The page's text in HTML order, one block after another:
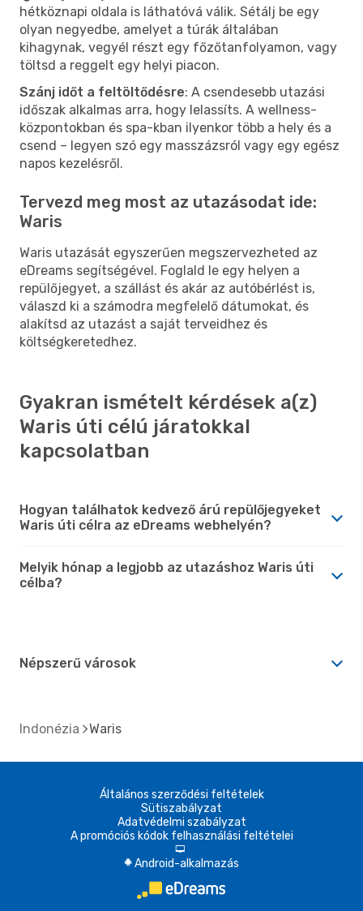
hétköznapi oldala is láthatóvá válik. Sétálj be egy
olyan negyedbe, amelyet a túrák általában
kihagynak, vegyél részt egy főzőtanfolyamon, vagy
töltsd a reggelt egy helyi piacon.
Szánj időt a feltöltődésre: A csendesebb utazási
időszak alkalmas arra, hogy lelassíts. A wellness-
központokban és spa-kban ilyenkor több a hely és a
csend – legyen szó egy masszázsról vagy egy egész
napos kezelésről.
Tervezd meg most az utazásodat ide:
Waris
Waris utazását egyszerűen megszervezheted az
eDreams segítségével. Foglald le egy helyen a
repülőjegyet, a szállást és akár az autóbérlést is,
válaszd ki a számodra megfelelő dátumokat, és
alakítsd az utazást a saját terveidhez és
költségkeretedhez.
Gyakran ismételt kérdések a(z)
Waris úti célú járatokkal
kapcsolatban
Hogyan találhatok kedvező árú repülőjegyeket
Waris úti célra az eDreams webhelyén?
Melyik hónap a legjobb az utazáshoz Waris úti
célba?
Népszerű városok
Indonézia Waris
Általános szerződési feltételek
Sütiszabályzat
Adatvédelmi szabályzat
A promóciós kódok felhasználási feltételei
d
A Android-alkalmazás